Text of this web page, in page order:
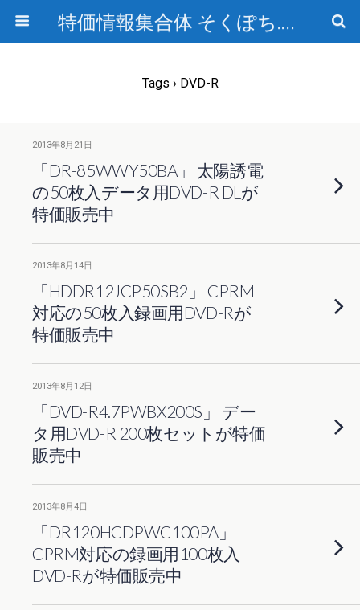
特価情報集合体 そくぽち.com
Tags › DVD-R
2013年8月21日
「DR-85WWY50BA」 太陽誘電
の50枚入データ用DVD-R DLが
特価販売中
2013年8月14日
「HDDR12JCP50SB2」 CPRM
対応の50枚入録画用DVD-Rが
特価販売中
2013年8月12日
「DVD-R4.7PWBX200S」 デー
タ用DVD-R 200枚セットが特価
販売中
2013年8月4日
「DR120HCDPWC100PA」
CPRM対応の録画用100枚入
DVD-Rが特価販売中